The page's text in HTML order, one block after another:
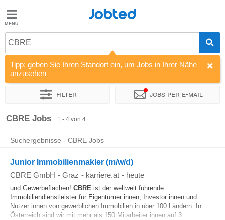
Jobted
Jobs
Gehalt
Jobted
CBRE
Tipp: geben Sie Ihren Standort ein, um Jobs in Ihrer Nähe
anzusehen
Filter Jobs per e-mail
Sortieren nach Unternehmen
CBRE Jobs 1 - 4 von 4
Suchergebnisse - CBRE Jobs
Junior Immobilienmakler (m/w/d)
CBRE GmbH - Graz - karriere.at - heute
und Gewerbeflächen! CBRE ist der weltweit führende
Immobiliendienstleister für Eigentümer:innen, Investor:innen und
Nutzer:innen von gewerblichen Immobilien in über 100 Ländern. In
Österreich sind wir mit mehr als 150 Mitarbeiter:innen auf 3